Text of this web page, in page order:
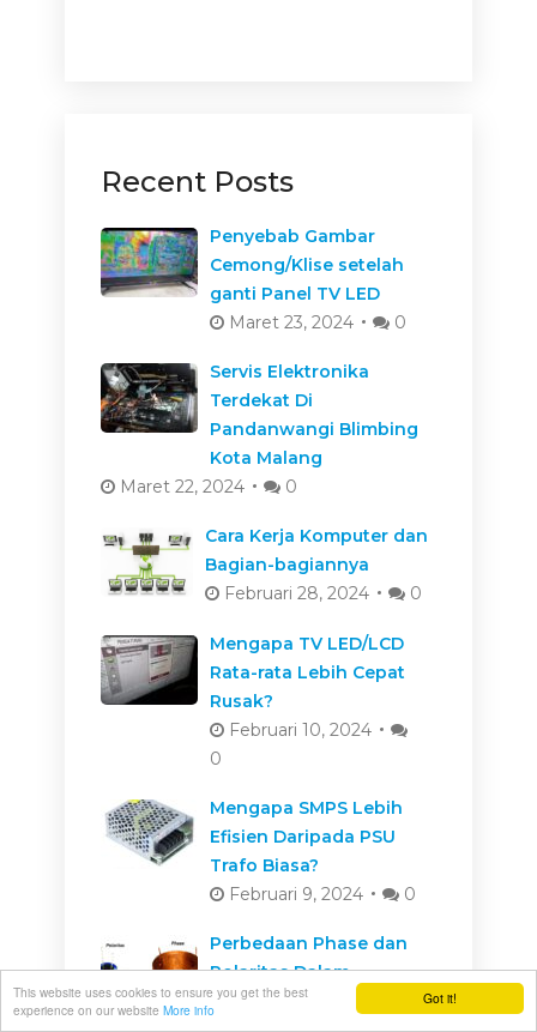
Got it!
This website uses cookies to ensure you get the best
experience on our website More info
Recent Posts
Penyebab Gambar
Cemong/Klise setelah
ganti Panel TV LED
Maret 23, 2024
0
Servis Elektronika
Terdekat Di
Pandanwangi Blimbing
Kota Malang
Maret 22, 2024
0
Cara Kerja Komputer dan
Bagian-bagiannya
Februari 28, 2024
0
Mengapa TV LED/LCD
Rata-rata Lebih Cepat
Rusak?
Februari 10, 2024
0
Mengapa SMPS Lebih
Efisien Daripada PSU
Trafo Biasa?
Februari 9, 2024
0
Perbedaan Phase dan
Polaritas Dalam
Kelistrikan & Elektronik